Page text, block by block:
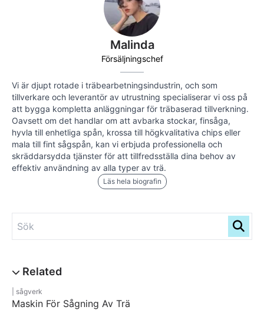
Malinda
Försäljningschef
Vi är djupt rotade i träbearbetningsindustrin, och som
tillverkare och leverantör av utrustning specialiserar vi oss på
att bygga kompletta anläggningar för träbaserad tillverkning.
Oavsett om det handlar om att avbarka stockar, finsåga,
hyvla till enhetliga spån, krossa till högkvalitativa chips eller
mala till fint sågspån, kan vi erbjuda professionella och
skräddarsydda tjänster för att tillfredsställa dina behov av
effektiv användning av alla typer av trä.
Läs hela biografin
sågverk
Maskin För Sågning Av Trä